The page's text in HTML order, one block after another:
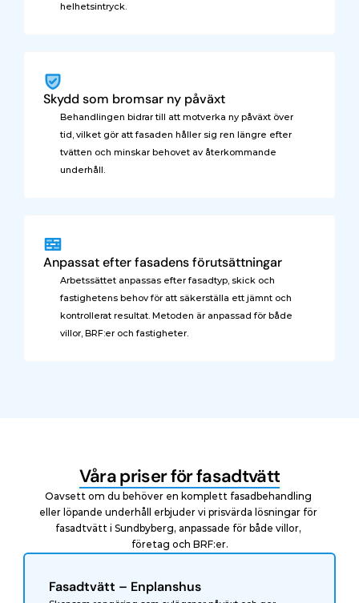
helhetsintryck.
Skydd som bromsar ny påväxt
Behandlingen bidrar till att motverka ny påväxt över
tid, vilket gör att fasaden håller sig ren längre efter
tvätten och minskar behovet av återkommande
underhåll.
Anpassat efter fasadens förutsättningar
Arbetssättet anpassas efter fasadtyp, skick och
fastighetens behov för att säkerställa ett jämnt och
kontrollerat resultat. Metoden är anpassad för både
villor, BRF:er och fastigheter.
Våra priser för fasadtvätt
Oavsett om du behöver en komplett fasadbehandling
eller löpande underhåll erbjuder vi prisvärda lösningar för
fasadtvätt i Sundbyberg, anpassade för både villor,
företag och BRF:er.
Fasadtvätt – Enplanshus